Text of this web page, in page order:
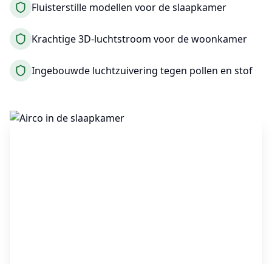
Fluisterstille modellen voor de slaapkamer
Krachtige 3D-luchtstroom voor de woonkamer
Ingebouwde luchtzuivering tegen pollen en stof